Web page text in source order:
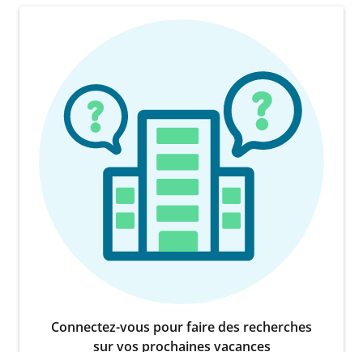
Connectez-vous pour faire des recherches
sur vos prochaines vacances